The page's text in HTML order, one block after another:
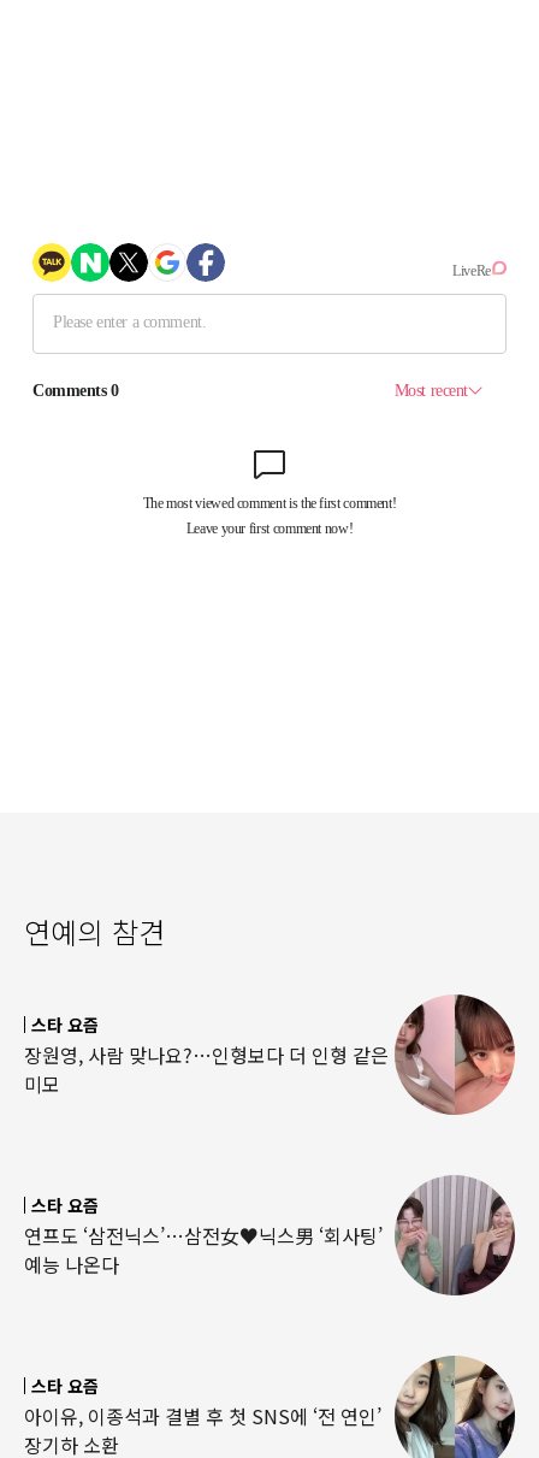
연예의 참견
스타 요즘
장원영, 사람 맞나요?…인형보다 더 인형 같은
미모
스타 요즘
연프도 ‘삼전닉스’…삼전女♥닉스男 ‘회사팅’
예능 나온다
스타 요즘
아이유, 이종석과 결별 후 첫 SNS에 ‘전 연인’
장기하 소환